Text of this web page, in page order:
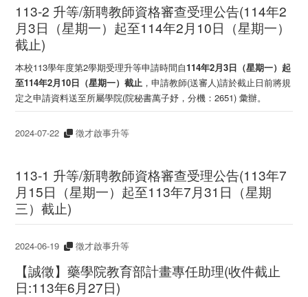
113-2 升等/新聘教師資格審查受理公告(114年2
月3日（星期一）起至114年2月10日（星期一）
截止)
本校113學年度第2學期受理升等申請時間自114年2月3日（星期一）起
至114年2月10日（星期一）截止 ，申請教師(送審人)請於截止日前將規
定之申請資料送至所屬學院(院秘書萬子妤，分機：2651) 彙辦。
2024-07-22 徵才啟事升等
113-1 升等/新聘教師資格審查受理公告(113年7
月15日（星期一）起至113年7月31日（星期
三）截止)
2024-06-19 徵才啟事升等
【誠徵】藥學院教育部計畫專任助理(收件截止
日:113年6月27日)